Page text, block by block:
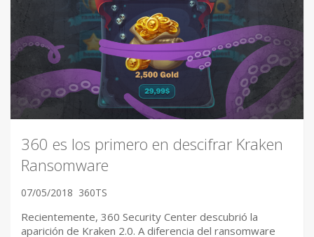
360 es los primero en descifrar Kraken
Ransomware
07/05/2018 360TS
Recientemente, 360 Security Center descubrió la
aparición de Kraken 2.0. A diferencia del ransomware